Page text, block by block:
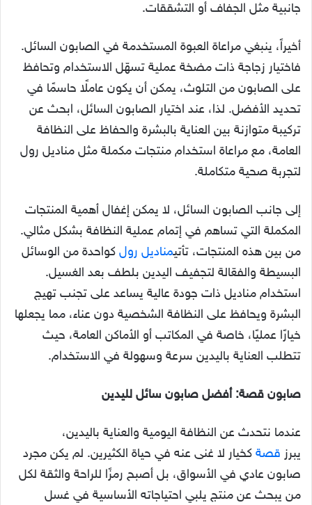
جانبية مثل الجفاف أو التشققات.
أخيراً، ينبغي مراعاة العبوة المستخدمة في الصابون السائل.
فاختيار زجاجة ذات مضخة عملية تسهّل الاستخدام وتحافظ
على الصابون من التلوث، يمكن أن يكون عاملًا حاسمًا في
تحديد الأفضل. لذا، عند اختيار الصابون السائل، ابحث عن
تركيبة متوازنة بين العناية بالبشرة والحفاظ على النظافة
العامة، مع مراعاة استخدام منتجات مكملة مثل مناديل رول
لتجربة صحية متكاملة.
إلى جانب الصابون السائل، لا يمكن إغفال أهمية المنتجات
المكملة التي تساهم في إتمام عملية النظافة بشكل مثالي.
من بين هذه المنتجات، تأتيمناديل رول كواحدة من الوسائل
البسيطة والفعّالة لتجفيف اليدين بلطف بعد الغسيل.
استخدام مناديل ذات جودة عالية يساعد على تجنب تهيج
البشرة ويحافظ على النظافة الشخصية دون عناء، مما يجعلها
خيارًا عمليًا، خاصة في المكاتب أو الأماكن العامة، حيث
تتطلب العناية باليدين سرعة وسهولة في الاستخدام.
صابون قصة: أفضل صابون سائل لليدين
عندما نتحدث عن النظافة اليومية والعناية باليدين،
يبرز قصة كخيار لا غنى عنه في حياة الكثيرين. لم يكن مجرد
صابون عادي في الأسواق، بل أصبح رمزًا للراحة والثقة لكل
من يبحث عن منتج يلبي احتياجاته الأساسية في غسل